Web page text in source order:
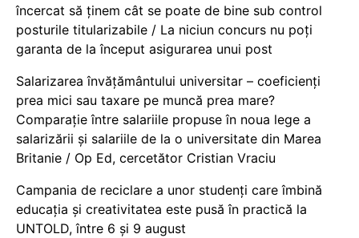
încercat să ținem cât se poate de bine sub control
posturile titularizabile / La niciun concurs nu poți
garanta de la început asigurarea unui post
Salarizarea învățământului universitar – coeficienți
prea mici sau taxare pe muncă prea mare?
Comparație între salariile propuse în noua lege a
salarizării și salariile de la o universitate din Marea
Britanie / Op Ed, cercetător Cristian Vraciu
Campania de reciclare a unor studenți care îmbină
educația și creativitatea este pusă în practică la
UNTOLD, între 6 și 9 august